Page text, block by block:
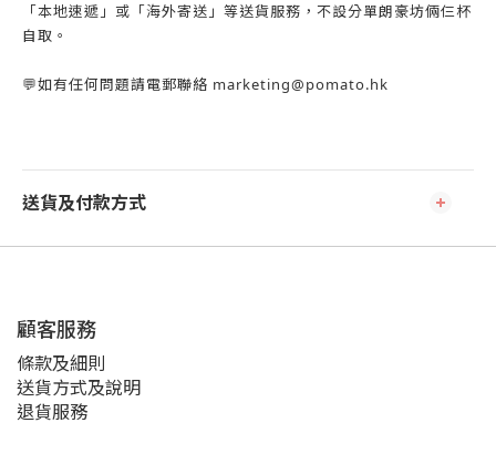
「本地速遞」或「海外寄送」等送貨服務，不設分單朗豪坊倆仨杯
自取。
💬如有任何問題請電郵聯絡 marketing@pomato.hk
送貨及付款方式
顧客服務
條款及細則
送貨方式及說明
退貨服務